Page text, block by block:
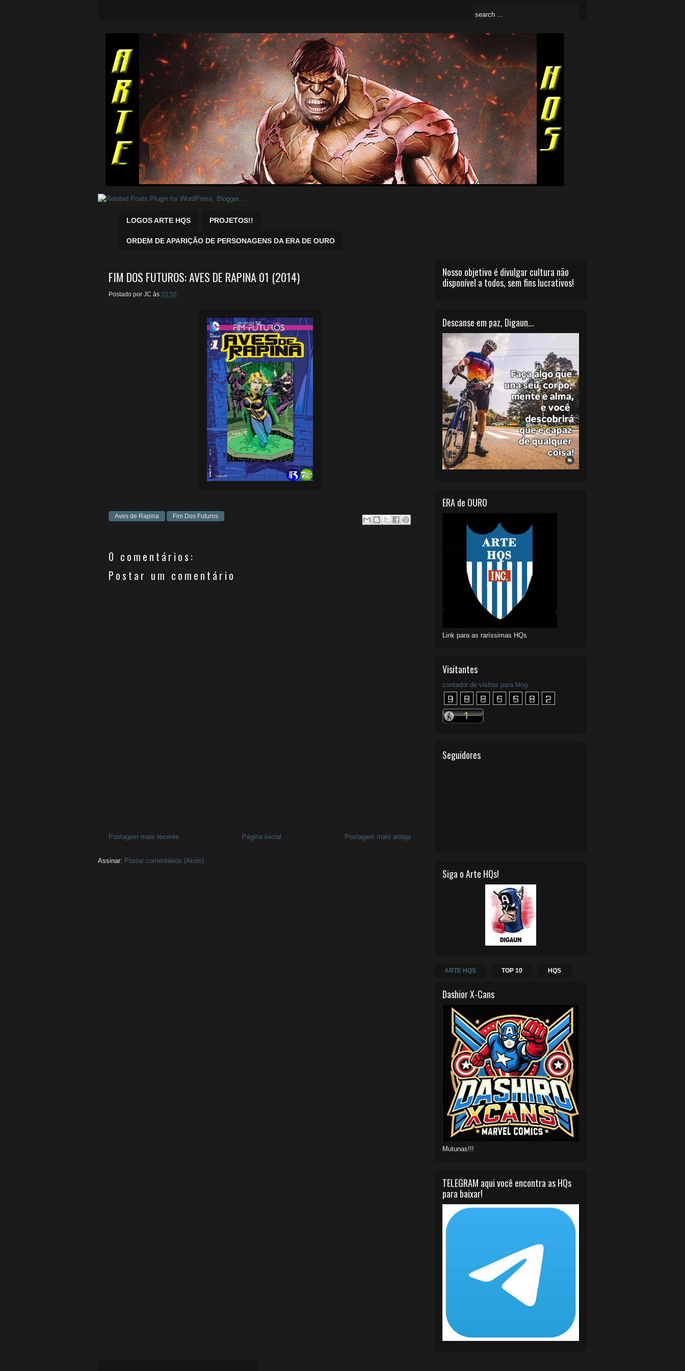
Quadrinhos Marvel e DC para baixar.
LOGOS ARTE HQS PROJETOS!!
ORDEM DE APARIÇÃO DE PERSONAGENS DA ERA DE OURO
FIM DOS FUTUROS: AVES DE RAPINA 01 (2014)
Postado por JC às 03:56
Aves de Rapina Fim Dos Futuros
0 comentários:
Postar um comentário
Postagem mais recente Postagem mais antiga
Página inicial
Assinar: Postar comentários (Atom)
Nosso objetivo é divulgar cultura não
disponível a todos, sem fins lucrativos!
Descanse em paz, Digaun...
ERA de OURO
Link para as raríssimas HQs
Visitantes
contador de visitas para blog
Seguidores
Siga o Arte HQs!
ARTE HQS TOP 10 HQS
Dashior X-Cans
Mutunas!!!
TELEGRAM aqui você encontra as HQs
para baixar!